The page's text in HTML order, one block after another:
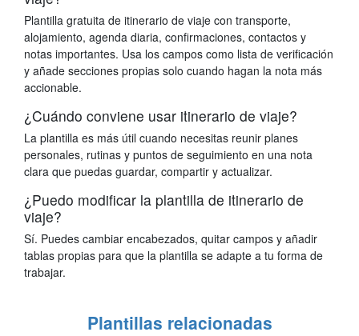
Plantilla gratuita de itinerario de viaje con transporte,
alojamiento, agenda diaria, confirmaciones, contactos y
notas importantes. Usa los campos como lista de verificación
y añade secciones propias solo cuando hagan la nota más
accionable.
¿Cuándo conviene usar itinerario de viaje?
La plantilla es más útil cuando necesitas reunir planes
personales, rutinas y puntos de seguimiento en una nota
clara que puedas guardar, compartir y actualizar.
¿Puedo modificar la plantilla de itinerario de
viaje?
Sí. Puedes cambiar encabezados, quitar campos y añadir
tablas propias para que la plantilla se adapte a tu forma de
trabajar.
Plantillas relacionadas